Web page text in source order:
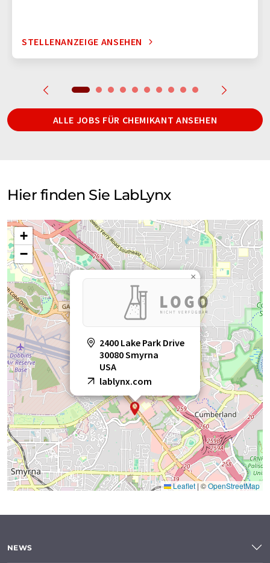
unser Personal im Laufe der Zeit robuster und vielseitiger
geworden sind, wodurch die potenziellen neuen Probleme,
zwischen einem Problem in einer Umgebung und einem
Installation ist sehr wertvoll, und mit der Lösung des einen
Problems werden das Gesamtprodukt und die damit
globales Unternehmen oder irgendwo dazwischen sind, wir
hoffen, dass Sie uns zustimmen, dass LabLynx der richtige
die ein Produkt durchdachter Entwicklung auf der Grundlage
modernster Technologie sind und ein Höchstmaß an
Konfigurierbarkeit, Flexibilität, Skalierbarkeit und
Funktionalität bieten, erhalten Sie die einzige wirkliche
Lösung, die Ihnen die Gewissheit gibt, dass sie Ihren
individuellen Anforderungen gerecht wird und über viele Jahre
hinweg nützlich sein wird, unabhängig vom Wachstum oder
der Diversifizierung Ihres Unternehmens. Der Erfolg Ihres
Labors steht für uns an erster Stelle.
Hinweis: Dieser Artikel wurde mit einem Computersystem ohne
menschlichen Eingriff übersetzt. LUMITOS bietet diese
automatischen Übersetzungen an, um eine größere Bandbreite
an Firmenprofilen zu präsentieren. Da dieser Artikel mit
automatischer Übersetzung übersetzt wurde, ist es möglich,
dass er Fehler im Vokabular, in der Syntax oder in der
Grammatik enthält. Den ursprünglichen Artikel in Englisch
finden Siehier.
STELLENANZEIGE ANSEHEN
ALLE JOBS FÜR CHEMIKANT ANSEHEN
Hier finden Sie LabLynx
2400 Lake Park Drive
30080 Smyrna
USA
lablynx.com
×
+
−
Leaflet |©OpenStreetMap
NEWS